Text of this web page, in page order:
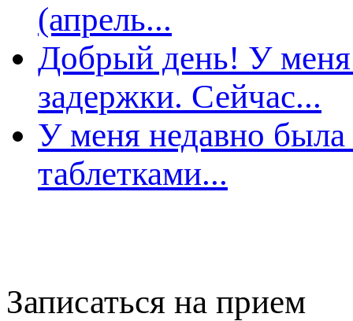
(апрель...
Добрый день! У
задержки. Сейчас...
У меня недавно
таблетками...
Записаться на прием